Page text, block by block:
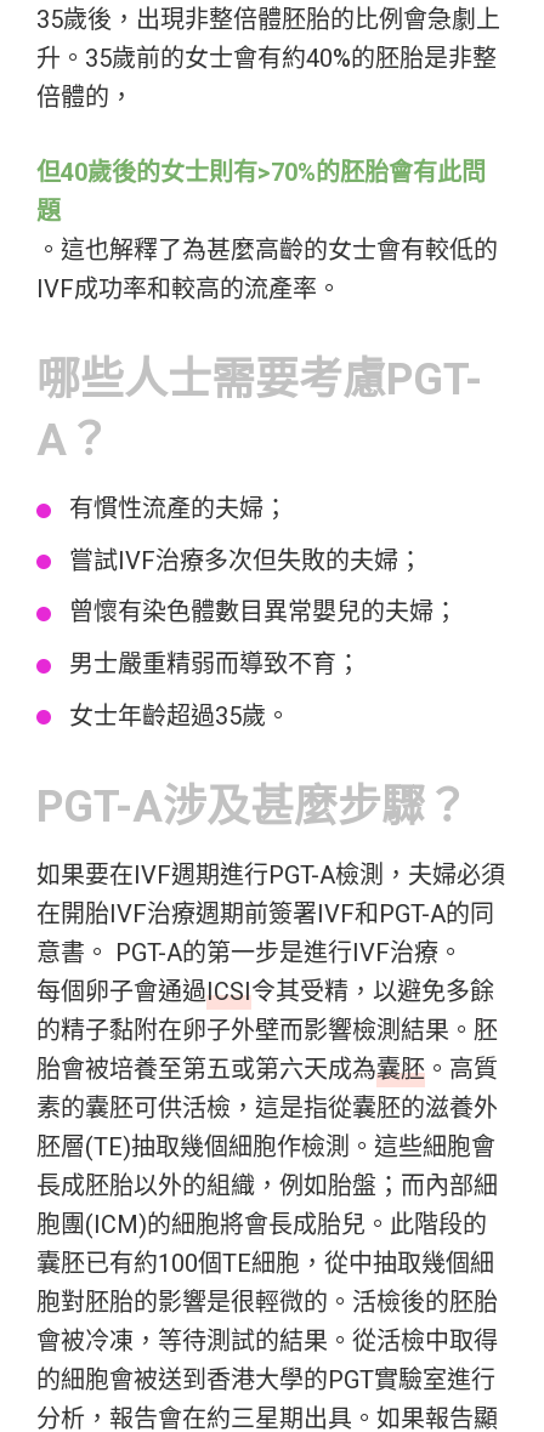
35歲後，出現非整倍體胚胎的比例會急劇上
升。35歲前的女士會有約40%的胚胎是非整
倍體的，
但40歲後的女士則有>70%的胚胎會有此問
題
。這也解釋了為甚麼高齡的女士會有較低的
IVF成功率和較高的流產率。
哪些人士需要考慮PGT-
A？
有慣性流產的夫婦；
嘗試IVF治療多次但失敗的夫婦；
曾懷有染色體數目異常嬰兒的夫婦；
男士嚴重精弱而導致不育；
女士年齡超過35歲。
PGT-A涉及甚麼步驟？
如果要在IVF週期進行PGT-A檢測，夫婦必須
在開胎IVF治療週期前簽署IVF和PGT-A的同
意書。 PGT-A的第一步是進行IVF治療。
每個卵子會通過ICSI令其受精，以避免多餘
的精子黏附在卵子外壁而影響檢測結果。胚
胎會被培養至第五或第六天成為囊胚 。高質
素的囊胚可供活檢，這是指從囊胚的滋養外
胚層(TE)抽取幾個細胞作檢測。這些細胞會
長成胚胎以外的組織，例如胎盤；而內部細
胞團(ICM)的細胞將會長成胎兒。此階段的
囊胚已有約100個TE細胞，從中抽取幾個細
胞對胚胎的影響是很輕微的。活檢後的胚胎
會被冷凍，等待測試的結果。從活檢中取得
的細胞會被送到香港大學的PGT實驗室進行
分析，報告會在約三星期出具。如果報告顯